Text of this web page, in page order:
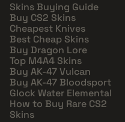
Skins Buying Guide
Buy CS2 Skins
Cheapest Knives
Best Cheap Skins
Buy Dragon Lore
Top M4A4 Skins
Buy AK-47 Vulcan
Buy AK-47 Bloodsport
Glock Water Elemental
How to Buy Rare CS2
Skins